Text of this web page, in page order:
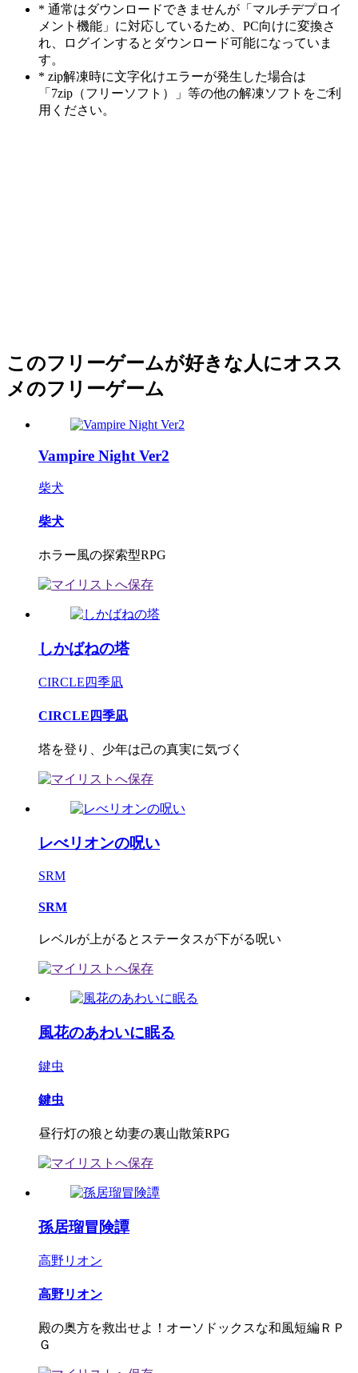
* 通常はダウンロードできませんが「マルチデプロイ
メント機能」に対応しているため、PC向けに変換さ
れ、ログインするとダウンロード可能になっていま
す。
* zip解凍時に文字化けエラーが発生した場合は
「7zip（フリーソフト）」等の他の解凍ソフトをご利
用ください。
このフリーゲームが好きな人にオスス
メのフリーゲーム
Vampire Night Ver2
柴犬
柴犬
ホラー風の探索型RPG
しかばねの塔
CIRCLE四季凪
CIRCLE四季凪
塔を登り、少年は己の真実に気づく
レべリオンの呪い
SRM
SRM
レベルが上がるとステータスが下がる呪い
風花のあわいに眠る
鍵虫
鍵虫
昼行灯の狼と幼妻の裏山散策RPG
孫居瑠冒険譚
高野リオン
高野リオン
殿の奥方を救出せよ！オーソドックスな和風短編ＲＰ
Ｇ